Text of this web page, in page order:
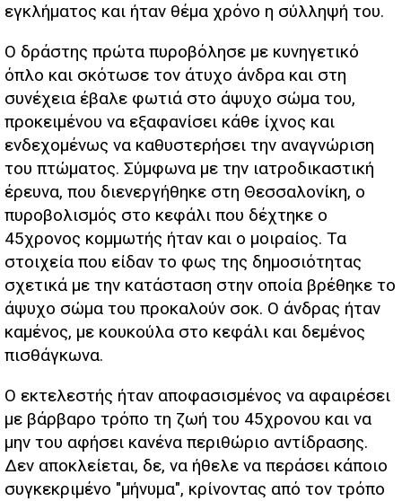
εγκλήματος και ήταν θέμα χρόνο η σύλληψή του.
Ο δράστης πρώτα πυροβόλησε με κυνηγετικό
όπλο και σκότωσε τον άτυχο άνδρα και στη
συνέχεια έβαλε φωτιά στο άψυχο σώμα του,
προκειμένου να εξαφανίσει κάθε ίχνος και
ενδεχομένως να καθυστερήσει την αναγνώριση
του πτώματος. Σύμφωνα με την ιατροδικαστική
έρευνα, που διενεργήθηκε στη Θεσσαλονίκη, ο
πυροβολισμός στο κεφάλι που δέχτηκε ο
45χρονος κομμωτής ήταν και ο μοιραίος. Τα
στοιχεία που είδαν το φως της δημοσιότητας
σχετικά με την κατάσταση στην οποία βρέθηκε το
άψυχο σώμα του προκαλούν σοκ. Ο άνδρας ήταν
καμένος, με κουκούλα στο κεφάλι και δεμένος
πισθάγκωνα.
Ο εκτελεστής ήταν αποφασισμένος να αφαιρέσει
με βάρβαρο τρόπο τη ζωή του 45χρονου και να
μην του αφήσει κανένα περιθώριο αντίδρασης.
Δεν αποκλείεται, δε, να ήθελε να περάσει κάποιο
συγκεκριμένο "μήνυμα", κρίνοντας από τον τρόπο